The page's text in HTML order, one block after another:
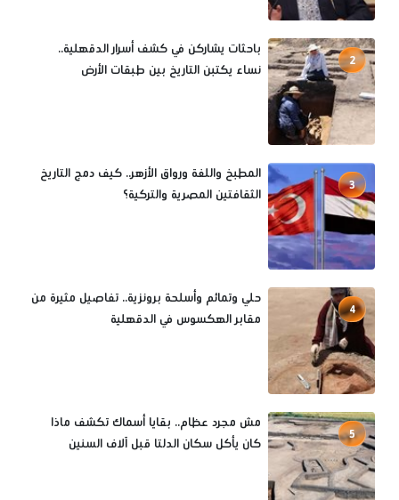
2
باحثات يشاركن في كشف أسرار الدقهلية..
نساء يكتبن التاريخ بين طبقات الأرض
3
المطبخ واللغة ورواق الأزهر.. كيف دمج التاريخ
الثقافتين المصرية والتركية؟
4
حلي وتمائم وأسلحة برونزية.. تفاصيل مثيرة من
مقابر الهكسوس في الدقهلية
5
مش مجرد عظام.. بقايا أسماك تكشف ماذا
كان يأكل سكان الدلتا قبل آلاف السنين